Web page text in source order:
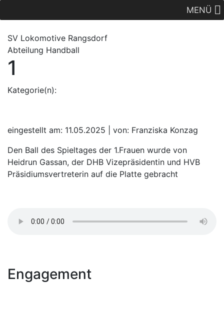
MENÜ
SV Lokomotive Rangsdorf
Abteilung Handball
1
Kategorie(n):
eingestellt am: 11.05.2025 | von: Franziska Konzag
Den Ball des Spieltages der 1.Frauen wurde von
Heidrun Gassan, der DHB Vizepräsidentin und HVB
Präsidiumsvertreterin auf die Platte gebracht
Engagement